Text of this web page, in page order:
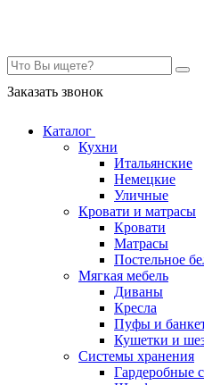
Заказать звонок
Каталог
Кухни
Итальянские
Немецкие
Уличные
Кровати и матрасы
Кровати
Матрасы
Постельное
Мягкая мебель
Диваны
Кресла
Пуфы и
Кушетки и
Системы хранения
Гардеробные